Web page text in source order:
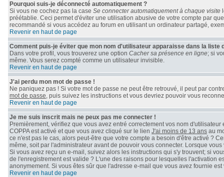
Pourquoi suis-je déconnecté automatiquement ?
Si vous ne cochez pas la case Se connecter automatiquement à chaque visite
préétablie. Ceci permet d'éviter une utilisation abusive de votre compte par
recommandé si vous accédez au forum en utilisant un ordinateur partagé,
Revenir en haut de page
Comment puis-je éviter que mon nom d'utilisateur apparaisse dans la liste
Dans votre profil, vous trouverez une option Cacher sa présence en ligne; si
même. Vous serez compté comme un utilisateur invisible.
Revenir en haut de page
J'ai perdu mon mot de passe !
Ne paniquez pas ! Si votre mot de passe ne peut être retrouvé, il peut par
mot de passe, puis suivez les instructions et vous devriez pouvoir vous
Revenir en haut de page
Je me suis inscrit mais ne peux pas me connecter !
Premièrement, vérifiez que vous avez entré correctement vos nom
COPPA est activé et que vous avez cliqué sur le lien J'ai moins de 13 ans au
ce n'est pas le cas, alors peut-être que votre compte a besoin d'être activé ?
même, soit par l'administrateur avant de pouvoir vous connecter. Lorsque
Si vous avez reçu un e-mail, suivez alors les instructions qui s'y trouvent; si
de l'enregistrement est valide ? L'une des raisons pour lesquelles l'activation
anonymement. Si vous êtes sûr que l'adresse e-mail que vous avez fournie
Revenir en haut de page